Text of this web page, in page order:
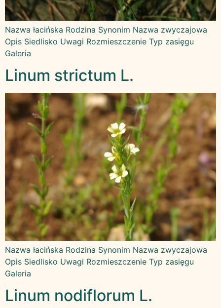
Nazwa łacińska Rodzina Synonim Nazwa zwyczajowa
Opis Siedlisko Uwagi Rozmieszczenie Typ zasięgu
Galeria
Linum strictum L.
Nazwa łacińska Rodzina Synonim Nazwa zwyczajowa
Opis Siedlisko Uwagi Rozmieszczenie Typ zasięgu
Galeria
Linum nodiflorum L.